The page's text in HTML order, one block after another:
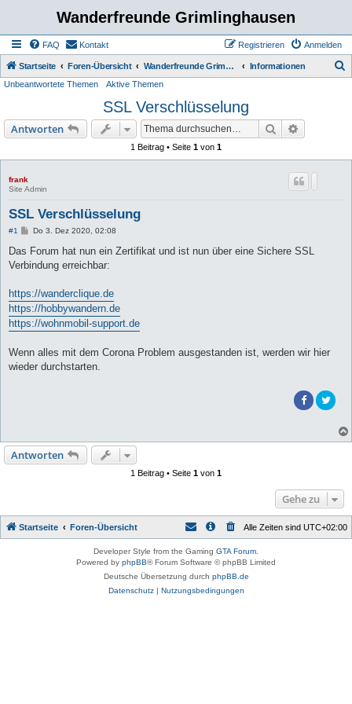
Wanderfreunde Grimlinghausen
FAQ Kontakt Anmelden
Registrieren
Startseite Foren-Übersicht Wanderfreunde Grimmlinghausen Informationen
Unbeantwortete Themen Aktive Themen
SSL Verschlüsselung
Antworten Suche
1 Beitrag • Seite 1 von 1
frank
Site Admin
SSL Verschlüsselung
#1
B
i
r
Do 3. Dez 2020, 02:08
Das Forum hat nun ein Zertifikat und ist nun über eine Sichere SSL
Verbindung erreichbar:
https://wanderclique.de
https://hobbywandern.de
https://wohnmobil-support.de
Wenn alles mit dem Corona Problem ausgestanden ist, werden wir hier
wieder durchstarten.
Antworten
1 Beitrag • Seite 1 von 1
Gehe zu
Startseite Foren-Übersicht Alle Zeiten sind UTC+02:00
Developer Style from the Gaming GTA Forum
Powered by phpBB® Forum Software © phpBB Limited
Deutsche Übersetzung durch phpBB.de
Datenschutz| Nutzungsbedingungen